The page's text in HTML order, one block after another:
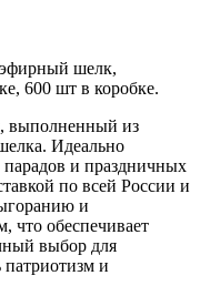
шелк,
600 шт в коробке.
выполненный из
Идеально
и праздничных
по всей России и
и
что обеспечивает
выбор для
и